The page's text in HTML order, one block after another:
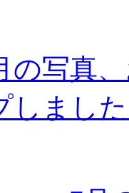
写真、
しまし